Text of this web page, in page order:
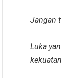
Jangan
Luka